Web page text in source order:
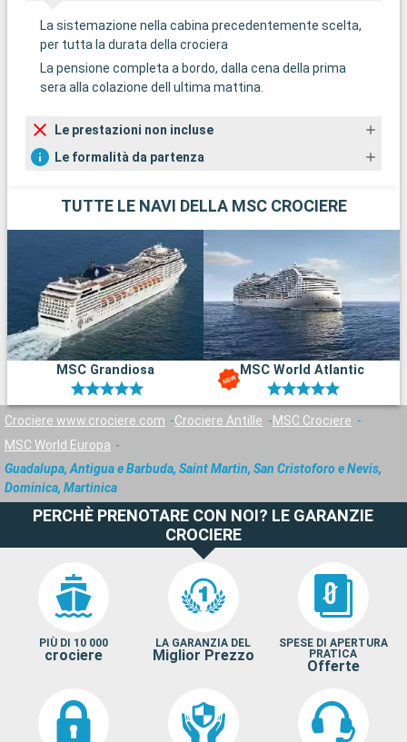
La sistemazione nella cabina precedentemente scelta,
per tutta la durata della crociera
La pensione completa a bordo, dalla cena della prima
sera alla colazione dell ultima mattina.
Le prestazioni non incluse
Le formalità da partenza
TUTTE LE NAVI DELLA MSC CROCIERE
MSC Grandiosa MSC World Atlantic
Crociere www.crociere.com Crociere Antille
MSC Crociere
MSC World Europa
Guadalupa, Antigua e Barbuda, Saint Martin, San Cristoforo e Nevis,
Dominica, Martinica
PERCHÈ PRENOTARE CON NOI? LE GARANZIE
CROCIERE
PIÙ DI 10 000
crociere
LA GARANZIA DEL
Miglior Prezzo
SPESE DI APERTURA
PRATICA
Offerte